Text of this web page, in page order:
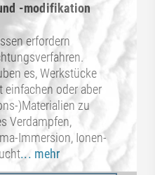
-modifikation
erfordern
es, Werkstücke
einfachen oder aber
)Materialien zu
Verdampfen,
Immersion, Ionen-
... mehr